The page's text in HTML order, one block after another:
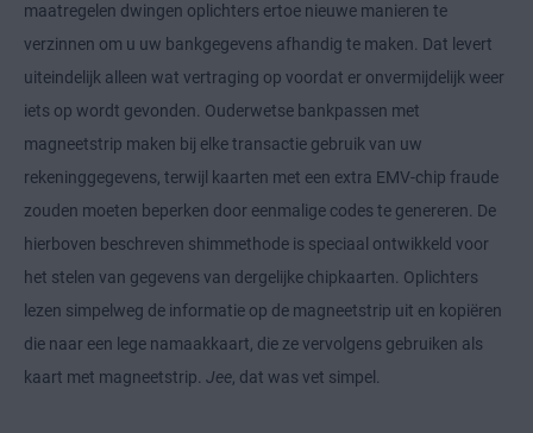
maatregelen dwingen oplichters ertoe nieuwe manieren te
verzinnen om u uw bankgegevens afhandig te maken. Dat levert
uiteindelijk alleen wat vertraging op voordat er onvermijdelijk weer
iets op wordt gevonden. Ouderwetse bankpassen met
magneetstrip maken bij elke transactie gebruik van uw
rekeninggegevens, terwijl kaarten met een extra EMV-chip fraude
zouden moeten beperken door eenmalige codes te genereren. De
hierboven beschreven shimmethode is speciaal ontwikkeld voor
het stelen van gegevens van dergelijke chipkaarten. Oplichters
lezen simpelweg de informatie op de magneetstrip uit en kopiëren
die naar een lege namaakkaart, die ze vervolgens gebruiken als
kaart met magneetstrip. Jee, dat was vet simpel.